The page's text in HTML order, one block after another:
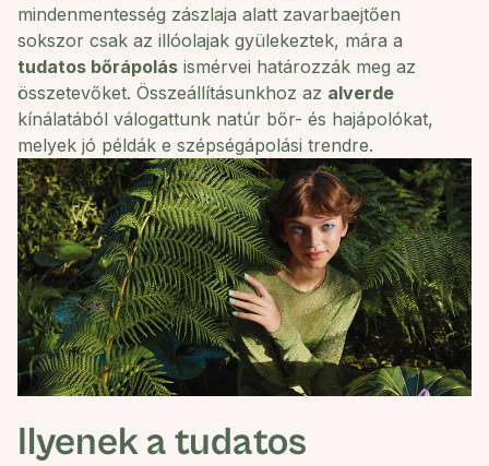
mindenmentesség zászlaja alatt zavarbaejtően
sokszor csak az illóolajak gyülekeztek, mára a
tudatos bőrápolás ismérvei határozzák meg az
összetevőket. Összeállításunkhoz az alverde
kínálatából válogattunk natúr bőr- és hajápolókat,
melyek jó példák e szépségápolási trendre.
Ilyenek a tudatos